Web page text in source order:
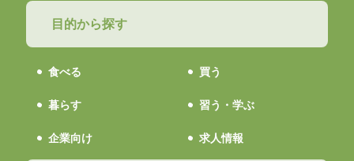
目的から探す
食べる 買う
暮らす 習う・学ぶ
企業向け 求人情報